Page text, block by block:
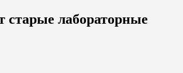
лабораторные